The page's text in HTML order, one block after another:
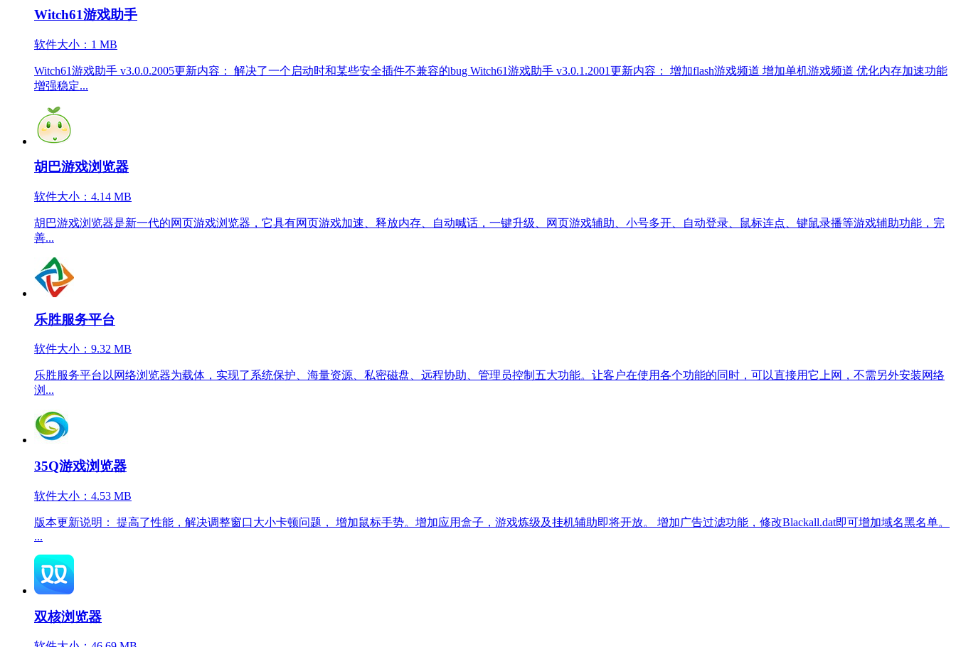
Witch61游戏助手
软件大小：1 MB
Witch61游戏助手 v3.0.0.2005更新内容： 解决了一个启动时和某些安全插件不兼容的bug Witch61游戏助手 v3.0.1.2001更新内容： 增加flash游戏频道 增加单机游戏频道 优化内存加速功能
增强稳定...
胡巴游戏浏览器
软件大小：4.14 MB
胡巴游戏浏览器是新一代的网页游戏浏览器，它具有网页游戏加速、释放内存、自动喊话，一键升级、网页游戏辅助、小号多开、自动登录、鼠标连点、键鼠录播等游戏辅助功能，完
善...
乐胜服务平台
软件大小：9.32 MB
乐胜服务平台以网络浏览器为载体，实现了系统保护、海量资源、私密磁盘、远程协助、管理员控制五大功能。让客户在使用各个功能的同时，可以直接用它上网，不需另外安装网络
浏...
35Q游戏浏览器
软件大小：4.53 MB
版本更新说明： 提高了性能，解决调整窗口大小卡顿问题， 增加鼠标手势。增加应用盒子，游戏炼级及挂机辅助即将开放。 增加广告过滤功能，修改Blackall.dat即可增加域名黑名单。
...
双核浏览器